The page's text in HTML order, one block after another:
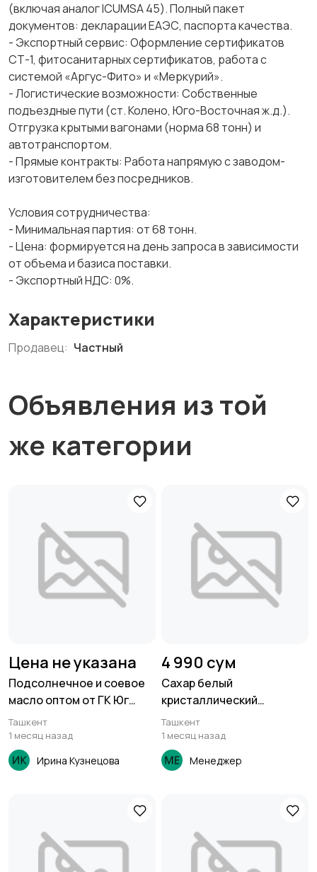
(включая аналог ICUMSA 45). Полный пакет
документов: декларации ЕАЭС, паспорта качества.
- Экспортный сервис: Оформление сертификатов
СТ-1, фитосанитарных сертификатов, работа с
системой «Аргус-Фито» и «Меркурий».
- Логистические возможности: Собственные
подъездные пути (ст. Колено, Юго-Восточная ж.д.).
Отгрузка крытыми вагонами (норма 68 тонн) и
автотранспортом.
- Прямые контракты: Работа напрямую с заводом-
изготовителем без посредников.
Условия сотрудничества:
- Минимальная партия: от 68 тонн.
- Цена: формируется на день запроса в зависимости
от объема и базиса поставки.
- Экспортный НДС: 0%.
Характеристики
Продавец: Частный
Объявления из той
же категории
Цена не указана
Подсолнечное и соевое
масло оптом от ГК Юг
Руси
Ташкент
1 месяц назад
Ирина Кузнецова
4 990 сум
Сахар белый
кристаллический
свекловичный ТС2 от
производителя
Ташкент
1 месяц назад
Менеджер